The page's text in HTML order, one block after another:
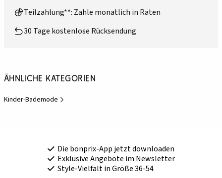
Teilzahlung**: Zahle monatlich in Raten
30 Tage kostenlose Rücksendung
Ähnliche Kategorien
Kinder-Bademode
Die bonprix-App jetzt downloaden
Exklusive Angebote im Newsletter
Style-Vielfalt in Größe 36-54